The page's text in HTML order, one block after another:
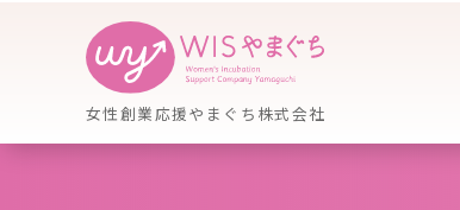
女性創業応援やまぐち株式会社